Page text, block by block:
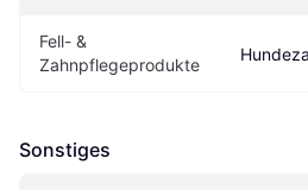
Fell- &
Zahnpflegeprodukte
Sonstiges